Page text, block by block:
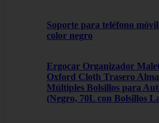
Soporte para teléfono
color negro
Ergocar Organizador
Oxford Cloth Trasero
Múltiples Bolsillos para
(Negro, 70L con Bolsillos